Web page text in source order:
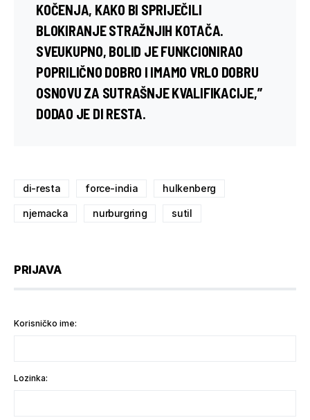
KOČENJA, KAKO BI SPRIJEČILI
BLOKIRANJE STRAŽNJIH KOTAČA.
SVEUKUPNO, BOLID JE FUNKCIONIRAO
POPRILIČNO DOBRO I IMAMO VRLO DOBRU
OSNOVU ZA SUTRAŠNJE KVALIFIKACIJE,”
DODAO JE DI RESTA.
di-resta force-india hulkenberg
njemacka nurburgring sutil
PRIJAVA
Korisničko ime:
Lozinka: